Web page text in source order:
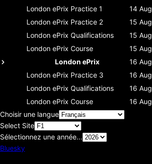
London ePrix Practice 1 14 Aug
London ePrix Practice 2 15 Aug
London ePrix Qualifications 15 Aug
London ePrix Course 15 Aug
London ePrix
16 Aug
London ePrix Practice 3 16 Aug
London ePrix Qualifications 16 Aug
London ePrix Course 16 Aug
Choisir une langue
Select Site
Sélectionnez une année...
Bluesky